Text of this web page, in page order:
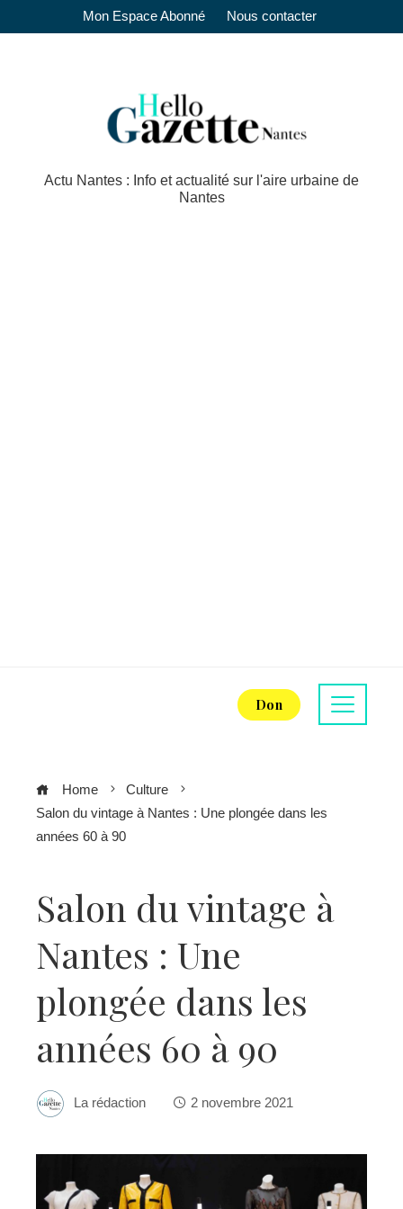
Mon Espace Abonné Nous contacter
Actu Nantes : Info et actualité sur l'aire urbaine de
Nantes
Don
Home
Culture
Salon du vintage à Nantes : Une plongée dans les
années 60 à 90
Salon du vintage à
Nantes : Une
plongée dans les
années 60 à 90
La rédaction 2 novembre 2021